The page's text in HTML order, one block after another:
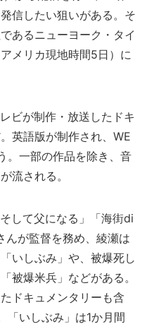
信したい狙いがある。そ
あるニューヨーク・タイ
メリカ現地時間5日）に
ビが制作・放送したドキ
英語版が制作され、WE
。一部の作品を除き、音
流される。
して父になる」「海街di
んが監督を務め、綾瀬は
いしぶみ」や、被爆死し
被爆米兵」などがある。
ドキュメンタリーも含
「いしぶみ」は1か月間